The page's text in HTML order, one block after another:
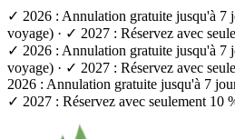
✓ 2026 : Annulation gratuite jusqu'à 7
voyage) · ✓ 2027 : Réservez avec
✓ 2026 : Annulation gratuite jusqu'à 7
voyage) · ✓ 2027 : Réservez avec
2026 : Annulation gratuite jusqu'à 7
✓ 2027 : Réservez avec seulement 10